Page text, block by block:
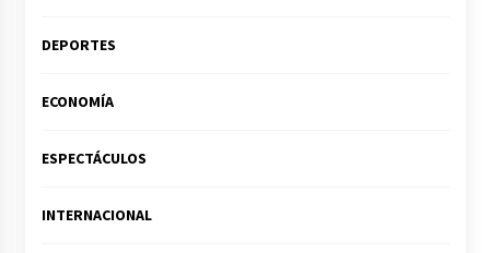
DEPORTES
ECONOMÍA
ESPECTÁCULOS
INTERNACIONAL